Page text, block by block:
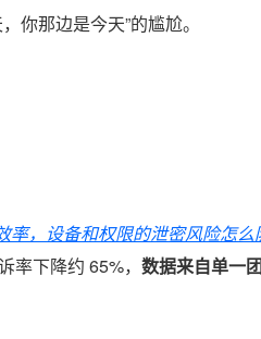
你那边是今天”的尴尬。
率，设备和权限的泄密风险怎么
下降约 65%， 数据来自单一